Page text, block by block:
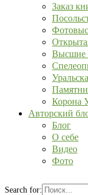
Заказ
Высшие
Корона
Авторский
Блог
О себе
Видео
Фото
Search for: